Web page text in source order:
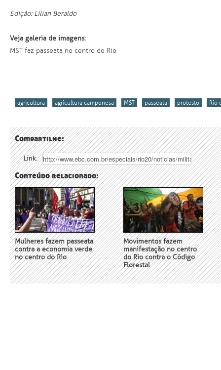
Edição: Lílian Beraldo
Veja galeria de imagens:
MST faz passeata no centro do Rio
agricultura agricultura camponesa MST passeata protesto Rio
Compartilhe:
Link:
Conteúdo relacionado:
Mulheres fazem passeata
contra a economia verde
no centro do Rio
Movimentos fazem
manifestação no centro
do Rio contra o Código
Florestal